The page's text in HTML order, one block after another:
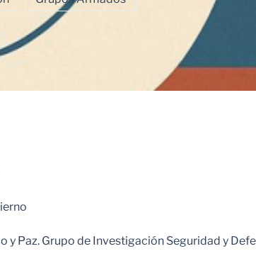
Paz. Grupo de Investigación Seguridad y